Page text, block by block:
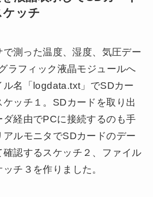
ケッチ
測った温度、湿度、気圧デー
ラフィック液晶モジュールへ
ル名「logdata.txt」でSDカー
ケッチ１。SDカードを取り出
ダ経由でPCに接続するのも手
アルモニタでSDカードのデー
確認するスケッチ２、ファイル
チ３を作りました。